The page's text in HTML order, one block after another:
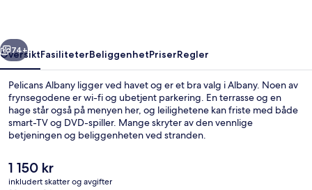
Neste
74+
OversiktFasiliteterBeliggenhetPriserRegler
Pelicans Albany ligger ved havet og er et bra valg i Albany. Noen av
frynsegodene er wi-fi og ubetjent parkering. En terrasse og en
hage står også på menyen her, og leilighetene kan friste med både
smart-TV og DVD-spiller. Mange skryter av den vennlige
betjeningen og beliggenheten ved stranden.
Den
nåværende
1 150 kr
inkludert skatter og avgifter